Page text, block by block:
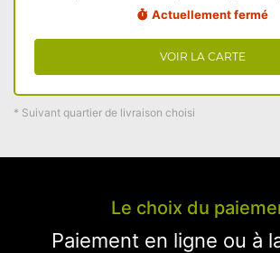
Actuellement fermé
VOIR LA CARTE
* Suivant quartier de livraison choisi
Le choix du
Paiement en ligne ou à